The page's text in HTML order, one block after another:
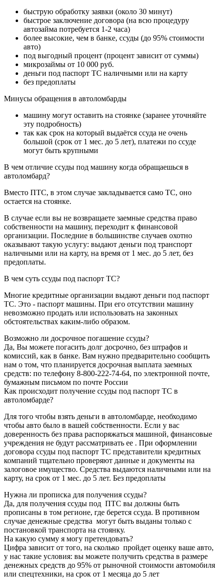
быструю обработку заявки (около 30 минут)
быстрое заключение договора (на всю процедуру
автозайма потребуется 1-2 часа)
более высокие, чем в банке, ссуды (до 95% стоимости
авто)
под выгодный процент (процент зависит от суммы)
микрозаймы от 10 000 руб.
деньги под паспорт ТС наличными или на карту
без предоплаты
Минусы обращения в автоломбарды
машину могут оставить на стоянке (заранее уточняйте
эту подробность)
так как срок на который выдаётся ссуда не очень
большой (срок от 1 мес. до 5 лет), платежи по ссуде
могут быть крупными
В чем отличие ссуды под машину когда обращаешься в
автоломбард?
Вместо ПТС, в этом случае закладывается само ТС, оно
остается на стоянке.
В случае если вы не возвращаете заемные средства право
собственности на машину, переходит к финансовой
организации. Последние в большинстве случаев охотно
оказывают такую услугу: выдают деньги под транспорт
наличными или на карту, на время от 1 мес. до 5 лет, без
предоплаты.
В чем суть ссуды под паспорт ТС?
Многие кредитные организации выдают деньги под паспорт
ТС. Это - паспорт машины. При его отсутствии машину
невозможно продать или использовать на законных
обстоятельствах каким-либо образом.
Возможно ли досрочное погашение ссуды?
Да, Вы можете погасить долг досрочно, без штрафов и
комиссий, как в банке. Вам нужно предварительно сообщить
нам о том, что планируется досрочная выплата заемных
средств: по телефону 8-800-222-74-64, по электронной почте,
бумажным письмом по почте России
Как происходит получение ссуды под паспорт ТС в
автоломбарде?
Для того чтобы взять деньги в автоломбарде, необходимо
чтобы авто было в вашей собственности. Если у вас
доверенность без права распоряжаться машиной, финансовые
учреждения не будут рассматривать ее . При оформлении
договора ссуды под паспорт ТС представители кредитных
компаний тщательно проверяют данные и документы на
залоговое имущество. Средства выдаются наличными или на
карту, на срок от 1 мес. до 5 лет. Без предоплаты
Нужна ли прописка для получения ссуды?
Да, для получения ссуды под ПТС вы должны быть
прописаны в том регионе, где берется ссуда. В противном
случае денежные средства могут быть выданы только с
постановкой транспорта на стоянку.
На какую сумму я могу претендовать?
Цифра зависит от того, на сколько пройдет оценку ваше авто,
у нас такие условия: вы можете получить средства в размере
денежных средств до 95% от рыночной стоимости автомобиля
или спецтехники, на срок от 1 месяца до 5 лет